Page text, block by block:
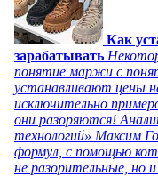
Как
зарабатывать
понятие маржи с
устанавливают цены
исключительно
они разоряются!
технологий» Максим
формул, с помощью
не разорительные, но